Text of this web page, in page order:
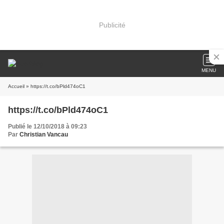
Publicité
MENU
Accueil » https://t.co/bPld474oC1
https://t.co/bPld474oC1
Publié le 12/10/2018 à 09:23
Par Christian Vancau